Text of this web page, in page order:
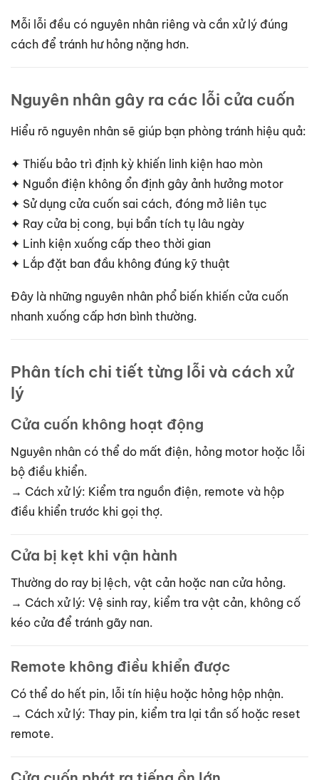
Mỗi lỗi đều có nguyên nhân riêng và cần xử lý đúng
cách để tránh hư hỏng nặng hơn.
Nguyên nhân gây ra các lỗi cửa cuốn
Hiểu rõ nguyên nhân sẽ giúp bạn phòng tránh hiệu quả:
✦ Thiếu bảo trì định kỳ khiến linh kiện hao mòn
✦ Nguồn điện không ổn định gây ảnh hưởng motor
✦ Sử dụng cửa cuốn sai cách, đóng mở liên tục
✦ Ray cửa bị cong, bụi bẩn tích tụ lâu ngày
✦ Linh kiện xuống cấp theo thời gian
✦ Lắp đặt ban đầu không đúng kỹ thuật
Đây là những nguyên nhân phổ biến khiến cửa cuốn
nhanh xuống cấp hơn bình thường.
Phân tích chi tiết từng lỗi và cách xử
lý
Cửa cuốn không hoạt động
Nguyên nhân có thể do mất điện, hỏng motor hoặc lỗi
bộ điều khiển.
→ Cách xử lý: Kiểm tra nguồn điện, remote và hộp
điều khiển trước khi gọi thợ.
Cửa bị kẹt khi vận hành
Thường do ray bị lệch, vật cản hoặc nan cửa hỏng.
→ Cách xử lý: Vệ sinh ray, kiểm tra vật cản, không cố
kéo cửa để tránh gãy nan.
Remote không điều khiển được
Có thể do hết pin, lỗi tín hiệu hoặc hỏng hộp nhận.
→ Cách xử lý: Thay pin, kiểm tra lại tần số hoặc reset
remote.